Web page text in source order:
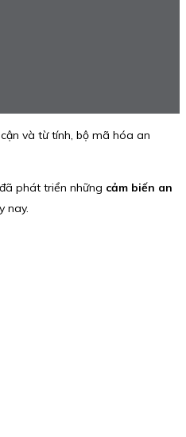
và từ tính, bộ mã hóa an
phát triển những cảm biến an
nay.